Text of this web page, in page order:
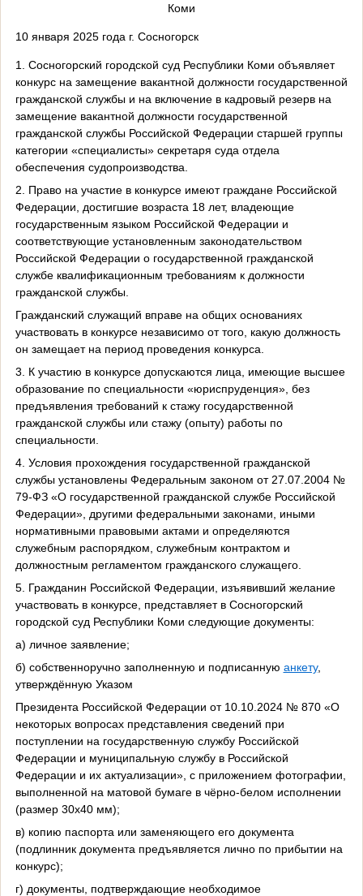
Коми
10 января 2025 года г. Сосногорск
1. Сосногорский городской суд Республики Коми объявляет
конкурс на замещение вакантной должности государственной
гражданской службы и на включение в кадровый резерв на
замещение вакантной должности государственной
гражданской службы Российской Федерации старшей группы
категории «специалисты» секретаря суда отдела
обеспечения судопроизводства.
2. Право на участие в конкурсе имеютграждане Российской
Федерации, достигшие возраста 18 лет, владеющие
государственным языком Российской Федерации и
соответствующие установленным законодательством
Российской Федерации о государственной гражданской
службе квалификационным требованиям к должности
гражданской службы.
Гражданский служащий вправе на общих основаниях
участвовать в конкурсе независимо от того, какую должность
он замещает на период проведения конкурса.
3. К участию в конкурсе допускаются лица, имеющие высшее
образование по специальности «юриспруденция», без
предъявления требований к стажу государственной
гражданской службы или стажу (опыту) работы по
специальности.
4. Условия прохождения государственной гражданской
службы установлены Федеральным законом от 27.07.2004 №
79-ФЗ«О государственной гражданской службе Российской
Федерации», другими федеральными законами, иными
нормативными правовыми актами и определяются
служебным распорядком, служебным контрактом и
должностным регламентом гражданскогослужащего.
5. Гражданин Российской Федерации, изъявивший желание
участвовать в конкурсе, представляет в Сосногорский
городской суд Республики Коми следующие документы:
а) личное заявление;
б) собственноручно заполненную и подписанную анкету,
утверждённую Указом
Президента Российской Федерации от 10.10.2024 № 870 «О
некоторых вопросах представления сведений при
поступлении на государственную службу Российской
Федерации и муниципальную службу в Российской
Федерации и их актуализации», с приложением фотографии,
выполненной на матовой бумаге в чёрно-белом исполнении
(размер 30х40 мм);
в) копию паспорта или заменяющего его документа
(подлинник документа предъявляется лично по прибытии на
конкурс);
г) документы, подтверждающие необходимое